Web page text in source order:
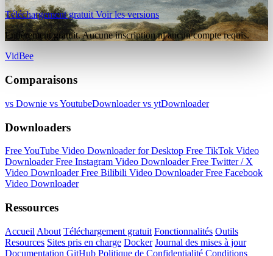
Téléchargement gratuitVoir les versions
Entièrement gratuit. Aucune inscription ni aucun compte requis.
VidBee
Comparaisons
vs Downie vs YoutubeDownloadervs ytDownloader
Downloaders
Free YouTube Video Downloader for Desktop Free TikTok Video
DownloaderFree Instagram Video DownloaderFree Twitter / X
Video DownloaderFree Bilibili Video DownloaderFree Facebook
Video Downloader
Ressources
Accueil About Téléchargement gratuit Fonctionnalités Outils
Resources Sites pris en charge Docker Journal des mises à jour
Documentation GitHub Politique de Confidentialité Conditions